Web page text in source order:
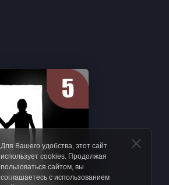
Для Вашего удобства, этот сайт
использует cookies. Продолжая
пользоваться сайтом, вы
соглашаетесь с использованием